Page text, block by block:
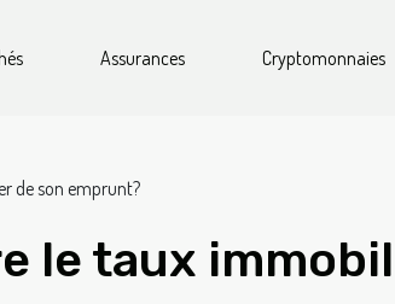
Assurances Cryptomonnaies
de son emprunt?
le taux